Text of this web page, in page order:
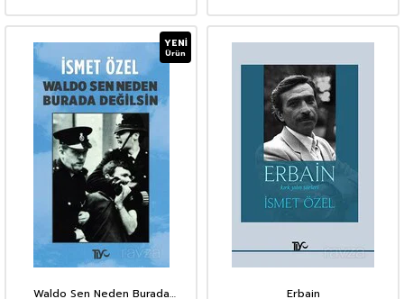
YENI
Ürün
Waldo Sen Neden Burada
Erbain